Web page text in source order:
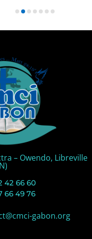
– Owendo, Libreville
42 66 60
66 49 76
gabon.org